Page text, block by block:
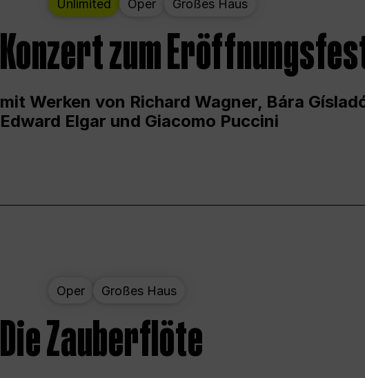
Unlimited Oper Großes Haus
Konzert zum
mit Werken von Richard Wagner, Bára
Edward Elgar und Giacomo Puccini
Oper Großes Haus
Die Zauberflöte